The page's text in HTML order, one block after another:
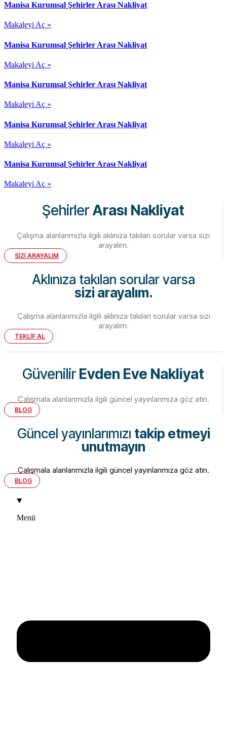
Manisa Kurumsal Şehirler Arası Nakliyat
Makaleyi Aç »
Manisa Kurumsal Şehirler Arası Nakliyat
Makaleyi Aç »
Manisa Kurumsal Şehirler Arası Nakliyat
Makaleyi Aç »
Manisa Kurumsal Şehirler Arası Nakliyat
Makaleyi Aç »
Manisa Kurumsal Şehirler Arası Nakliyat
Makaleyi Aç »
ŞehirlerArası Nakliyat
Çalışma alanlarımızla ilgili aklınıza takılan sorular varsa sizi
arayalım.
SİZİ ARAYALIM
Aklınıza takılan sorular varsa
sizi arayalım.
Çalışma alanlarımızla ilgili aklınıza takılan sorular varsa sizi
arayalım.
TEKLİF AL
GüvenilirEvden Eve Nakliyat
Çalışmala alanlarımızla ilgili güncel yayınlarımıza göz atın.
BLOG
Güncel yayınlarımızı takip etmeyi
unutmayın
Çalışmala alanlarımızla ilgili güncel yayınlarımıza göz atın.
BLOG
Menü